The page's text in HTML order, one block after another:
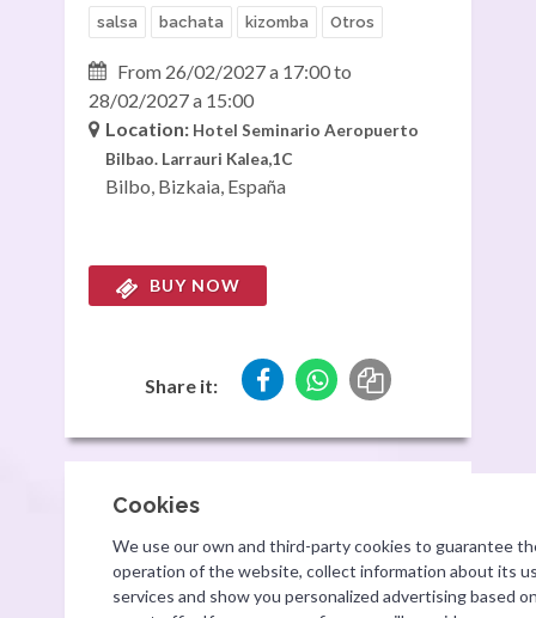
salsa bachata kizomba Otros
From 26/02/2027 a 17:00 to
28/02/2027 a 15:00
Location: Hotel Seminario Aeropuerto
Bilbao. Larrauri Kalea,1C
Bilbo, Bizkaia, España
BUY NOW
Share it: